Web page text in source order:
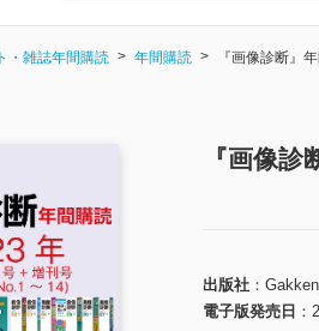
・雑誌年間購読 年間購読 『画像診断』
『画像診
出版社
電子版発売日